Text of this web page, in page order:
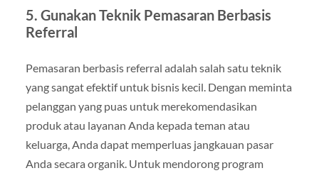
5. Gunakan Teknik Pemasaran Berbasis
Referral
Pemasaran berbasis referral adalah salah satu teknik
yang sangat efektif untuk bisnis kecil. Dengan meminta
pelanggan yang puas untuk merekomendasikan
produk atau layanan Anda kepada teman atau
keluarga, Anda dapat memperluas jangkauan pasar
Anda secara organik. Untuk mendorong program